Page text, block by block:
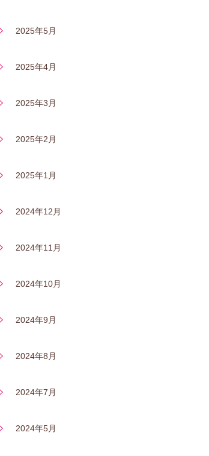
2025年5月
2025年4月
2025年3月
2025年2月
2025年1月
2024年12月
2024年11月
2024年10月
2024年9月
2024年8月
2024年7月
2024年5月